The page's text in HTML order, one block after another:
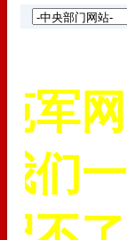
网
一